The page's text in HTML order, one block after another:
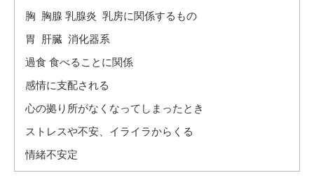
胸 胸腺 乳腺炎 乳房に関係するもの
胃 肝臓 消化器系
過食 食べることに関係
感情に支配される
心の拠り所がなくなってしまったとき
ストレスや不安、イライラからくる
情緒不安定